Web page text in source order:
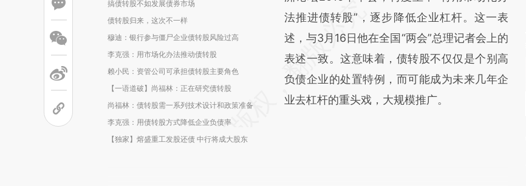
搞债转股不如发展债券市场
债转股归来，这次不一样
穆迪：银行参与僵尸企业债转股风险过高
李克强：用市场化办法推动债转股
赖小民：资管公司可承担债转股主要角色
【一语道破】尚福林：正在研究债转股
尚福林：债转股需一系列技术设计和政策准备
李克强：用债转股方式降低企业负债率
【独家】熔盛重工发股还债 中行将成大股东
法推进债转股”，逐步降低企业杠杆。这一表
述，与3月16日他在全国“两会”总理记者会上的
表述一致。这意味着，债转股不仅仅是个别高
负债企业的处置特例，而可能成为未来几年企
业去杠杆的重头戏，大规模推广。